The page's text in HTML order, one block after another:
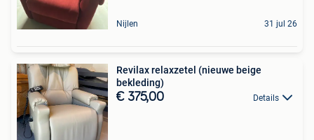
Nijlen 31 jul 26
Revilax relaxzetel (nieuwe beige
bekleding)
€ 375,00 Details